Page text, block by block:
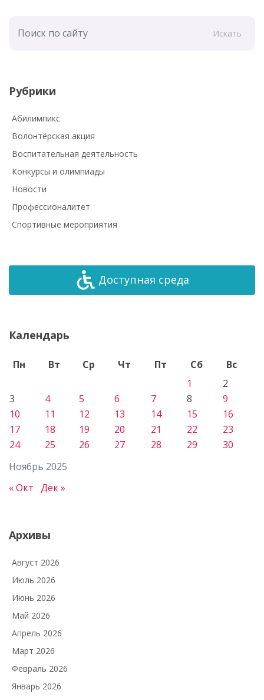
Искать
Рубрики
Абилимпикс
Волонтёрская акция
Воспитательная деятельность
Конкурсы и олимпиады
Новости
Профессионалитет
Спортивные мероприятия
Доступная среда
Календарь
Ноябрь 2025
Пн Вт Ср Чт Пт Сб
Вс
1
2
3
4 5 6 7 8
9
10
11 12 13 14 15
16
17
18 19 20 21 22
23
24
25 26 27 28 29 30
« Окт Дек »
Архивы
Август 2026
Июль 2026
Июнь 2026
Май 2026
Апрель 2026
Март 2026
Февраль 2026
Январь 2026